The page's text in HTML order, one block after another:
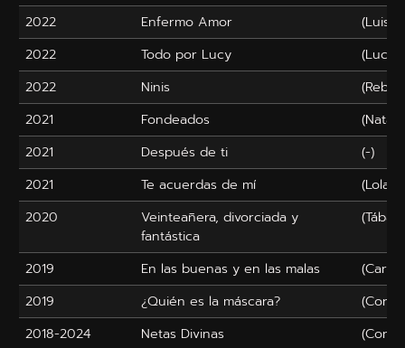
2022
Enfermo Amor
(Luisa)
2022
Todo por Lucy
(Lucy)
2022
Ninis
2021
Fondeados
2021
Después de ti
(-)
2021
Te acuerdas de mí
(Lola
2020
Veinteañera, divorciada y
fantástica
2019 En las buenas y en las malas
2019
¿Quién es la máscara?
2018-2024
Netas Divinas